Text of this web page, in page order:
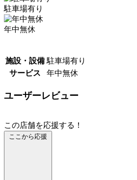
駐車場有り
年中無休
施設・設備 駐車場有り
サービス
年中無休
ユーザーレビュー
この店舗を応援する！
ここから応援